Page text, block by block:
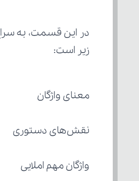
زیر است:
معنای واژگان
نقش‌های دستوری
واژگان مهم املایی